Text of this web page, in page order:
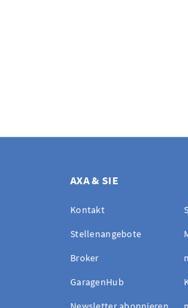
AXA & SIE
Kontakt
Stellenangebote
Broker
GaragenHub